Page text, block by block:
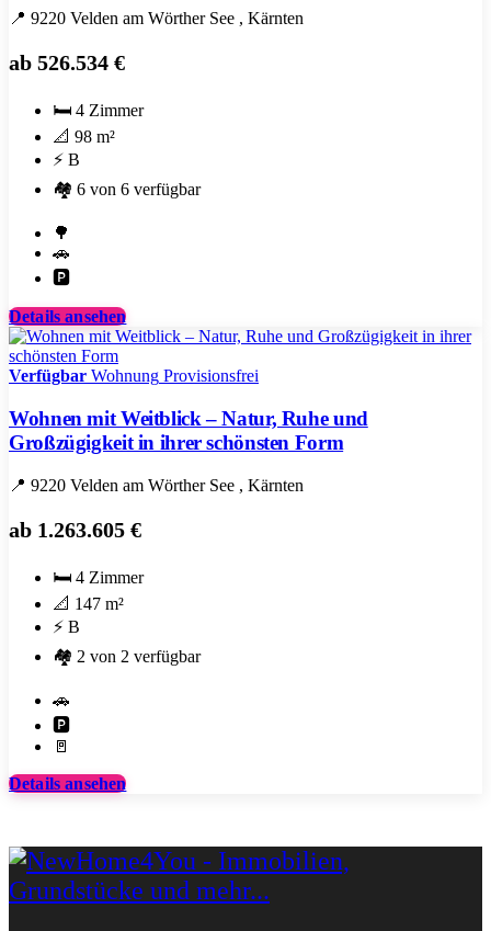
📍 9220 Velden am Wörther See , Kärnten
ab 526.534 €
🛏️ 4 Zimmer
📐 98 m²
⚡ B
🏘️ 6 von 6 verfügbar
🌳
Gartenanteil
🚗
🅿️Carport
Stellplatz
Details ansehen
Verfügbar Wohnung Provisionsfrei
Wohnen mit Weitblick – Natur, Ruhe und
Großzügigkeit in ihrer schönsten Form
📍 9220 Velden am Wörther See , Kärnten
ab 1.263.605 €
🛏️ 4 Zimmer
📐 147 m²
⚡ B
🏘️ 2 von 2 verfügbar
🚗
🅿️Carport
🚪
Details ansehen